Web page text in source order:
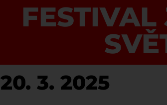
FESTIVAL
20. 3. 2025